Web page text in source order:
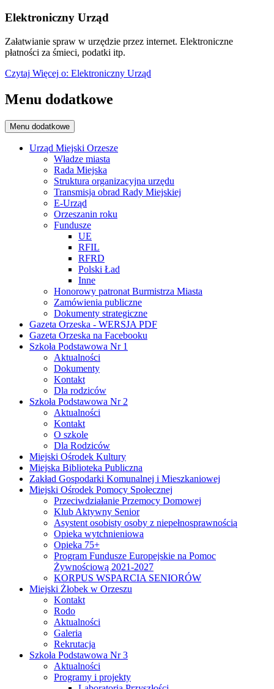
Elektroniczny Urząd
Załatwianie spraw w urzędzie przez internet. Elektroniczne
płatności za śmieci, podatki itp.
Czytaj Więcej o: Elektroniczny Urząd
Menu dodatkowe
Menu dodatkowe
Urząd Miejski Orzesze
Władze miasta
Rada Miejska
Struktura organizacyjna urzędu
Transmisja obrad Rady Miejskiej
E-Urząd
Orzeszanin roku
Fundusze
UE
RFIL
RFRD
Polski Ład
Inne
Honorowy patronat Burmistrza Miasta
Zamówienia publiczne
Dokumenty strategiczne
Gazeta Orzeska - WERSJA PDF
Gazeta Orzeska na Facebooku
Szkoła Podstawowa Nr 1
Aktualności
Dokumenty
Kontakt
Dla rodziców
Szkoła Podstawowa Nr 2
Aktualności
Kontakt
O szkole
Dla Rodziców
Miejski Ośrodek Kultury
Miejska Biblioteka Publiczna
Zakład Gospodarki Komunalnej i Mieszkaniowej
Miejski Ośrodek Pomocy Społecznej
Przeciwdziałanie Przemocy Domowej
Klub Aktywny Senior
Asystent osobisty osoby z niepełnosprawnością
Opieka wytchnieniowa
Opieka 75+
Program Fundusze Europejskie na Pomoc
Żywnościową 2021-2027
KORPUS WSPARCIA SENIORÓW
Miejski Żłobek w Orzeszu
Kontakt
Rodo
Aktualności
Galeria
Rekrutacja
Szkoła Podstawowa Nr 3
Aktualności
Programy i projekty